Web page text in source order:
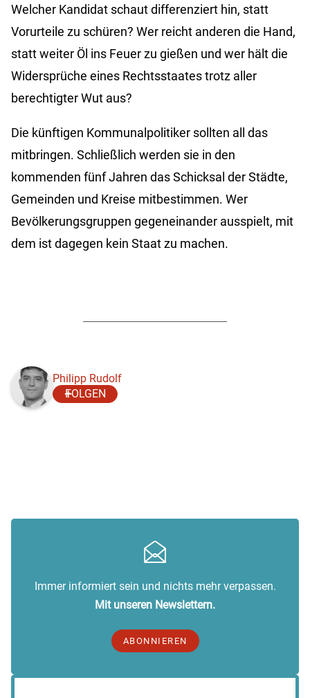
Welcher Kandidat schaut differenziert hin, statt
Vorurteile zu schüren? Wer reicht anderen die Hand,
statt weiter Öl ins Feuer zu gießen und wer hält die
Widersprüche eines Rechtsstaates trotz aller
berechtigter Wut aus?
Die künftigen Kommunalpolitiker sollten all das
mitbringen. Schließlich werden sie in den
kommenden fünf Jahren das Schicksal der Städte,
Gemeinden und Kreise mitbestimmen. Wer
Bevölkerungsgruppen gegeneinander ausspielt, mit
dem ist dagegen kein Staat zu machen.
Philipp Rudolf
FOLGEN
Immer informiert sein und nichts mehr verpassen.
Mit unseren Newslettern.
ABONNIEREN